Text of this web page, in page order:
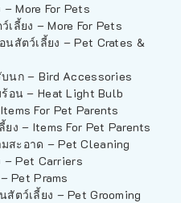
More For Pets
เลี้ยง – More For Pets
สัตว์เลี้ยง – Pet Crates &
นก – Bird Accessories
อน – Heat Light Bulb
For Pet Parents
ยง – Items For Pet Parents
ะอาด – Pet Cleaning
– Pet Carriers
Pet Prams
ตว์เลี้ยง – Pet Grooming